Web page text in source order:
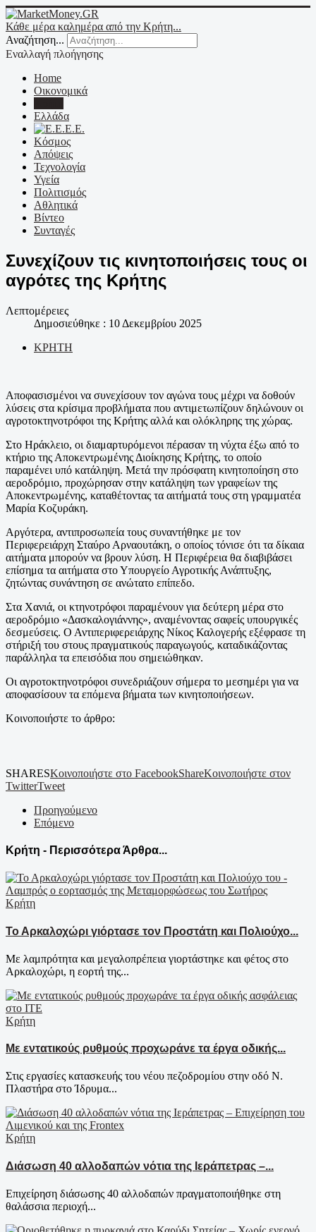
Κάθε μέρα καλημέρα από την Κρήτη...
Αναζήτηση...
Εναλλαγή πλοήγησης
Home
Οικονομικά
Ελλάδα
Ε.Ε.
Κόσμος
Απόψεις
Τεχνολογία
Υγεία
Πολιτισμός
Αθλητικά
Βίντεο
Συνταγές
Συνεχίζουν τις κινητοποιήσεις τους οι
αγρότες της Κρήτης
Λεπτομέρειες
Δημοσιεύθηκε : 10 Δεκεμβρίου 2025
ΚΡΗΤΗ
Αποφασισμένοι να συνεχίσουν τον αγώνα τους μέχρι να δοθούν
λύσεις στα κρίσιμα προβλήματα που αντιμετωπίζουν δηλώνουν οι
αγροτοκτηνοτρόφοι της Κρήτης αλλά και ολόκληρης της χώρας.
Στο Ηράκλειο, οι διαμαρτυρόμενοι πέρασαν τη νύχτα έξω από το
κτήριο της Αποκεντρωμένης Διοίκησης Κρήτης, το οποίο
παραμένει υπό κατάληψη. Μετά την πρόσφατη κινητοποίηση στο
αεροδρόμιο, προχώρησαν στην κατάληψη των γραφείων της
Αποκεντρωμένης, καταθέτοντας τα αιτήματά τους στη γραμματέα
Μαρία Κοζυράκη.
Αργότερα, αντιπροσωπεία τους συναντήθηκε με τον
Περιφερειάρχη Σταύρο Αρναουτάκη, ο οποίος τόνισε ότι τα δίκαια
αιτήματα μπορούν να βρουν λύση. Η Περιφέρεια θα διαβιβάσει
επίσημα τα αιτήματα στο Υπουργείο Αγροτικής Ανάπτυξης,
ζητώντας συνάντηση σε ανώτατο επίπεδο.
Στα Χανιά, οι κτηνοτρόφοι παραμένουν για δεύτερη μέρα στο
αεροδρόμιο «Δασκαλογιάννης», αναμένοντας σαφείς υπουργικές
δεσμεύσεις. Ο Αντιπεριφερειάρχης Νίκος Καλογερής εξέφρασε τη
στήριξή του στους πραγματικούς παραγωγούς, καταδικάζοντας
παράλληλα τα επεισόδια που σημειώθηκαν.
Οι αγροτοκτηνοτρόφοι συνεδριάζουν σήμερα το μεσημέρι για να
αποφασίσουν τα επόμενα βήματα των κινητοποιήσεων.
Κοινοποιήστε το άρθρο:
SHARESΚοινοποιήστε στο FacebookShareΚοινοποιήστε στον
TwitterTweet
Προηγούμενο
Επόμενο
Κρήτη - Περισσότερα Άρθρα...
Κρήτη
Το Αρκαλοχώρι γιόρτασε τον Προστάτη και Πολιούχο...
Με λαμπρότητα και μεγαλοπρέπεια γιορτάστηκε και φέτος στο
Αρκαλοχώρι, η εορτή της...
Κρήτη
Με εντατικούς ρυθμούς προχωράνε τα έργα οδικής...
Στις εργασίες κατασκευής του νέου πεζοδρομίου στην οδό Ν.
Πλαστήρα στο Ίδρυμα...
Κρήτη
Διάσωση 40 αλλοδαπών νότια της Ιεράπετρας –...
Επιχείρηση διάσωσης 40 αλλοδαπών πραγματοποιήθηκε στη
θαλάσσια περιοχή...